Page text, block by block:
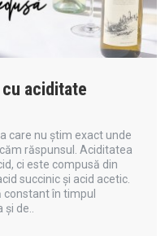
aciditate
care nu știm exact unde
răspunsul. Aciditatea
ci este compusă din
succinic și acid acetic.
în timpul
de..